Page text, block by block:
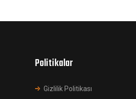
Politikalar
Gizlilik Politikası